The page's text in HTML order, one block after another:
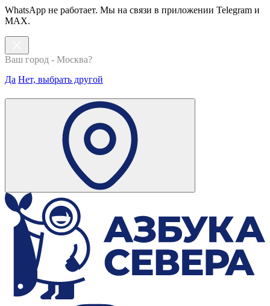
WhatsApp не работает. Мы на связи в приложении Telegram и
MAX.
Ваш город - Москва?
Да Нет, выбрать другой